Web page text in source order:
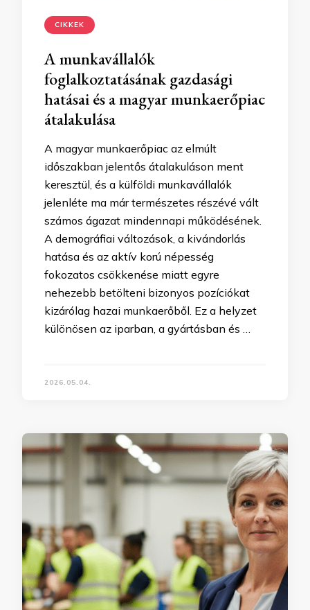
CIKKEK
A munkavállalók
foglalkoztatásának gazdasági
hatásai és a magyar munkaerőpiac
átalakulása
A magyar munkaerőpiac az elmúlt
időszakban jelentős átalakuláson ment
keresztül, és a külföldi munkavállalók
jelenléte ma már természetes részévé vált
számos ágazat mindennapi működésének.
A demográfiai változások, a kivándorlás
hatása és az aktív korú népesség
fokozatos csökkenése miatt egyre
nehezebb betölteni bizonyos pozíciókat
kizárólag hazai munkaerőből. Ez a helyzet
különösen az iparban, a gyártásban és …
2026.05.04.